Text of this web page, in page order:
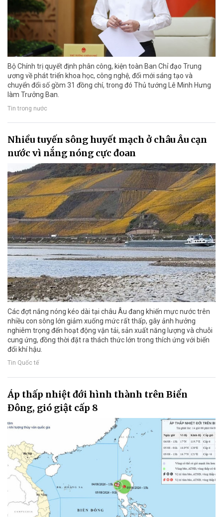
Bộ Chính trị quyết định phân công, kiện toàn Ban Chỉ đạo Trung
ương về phát triển khoa học, công nghệ, đổi mới sáng tạo và
chuyển đổi số gồm 31 đồng chí, trong đó Thủ tướng Lê Minh Hưng
làm Trưởng Ban.
Tin trong nước
Nhiều tuyến sông huyết mạch ở châu Âu cạn
nước vì nắng nóng cực đoan
Các đợt nắng nóng kéo dài tại châu Âu đang khiến mực nước trên
nhiều con sông lớn giảm xuống mức rất thấp, gây ảnh hưởng
nghiêm trọng đến hoạt động vận tải, sản xuất năng lượng và chuỗi
cung ứng, đồng thời đặt ra thách thức lớn trong thích ứng với biến
đổi khí hậu.
Tin Quốc tế
Áp thấp nhiệt đới hình thành trên Biển
Đông, gió giật cấp 8